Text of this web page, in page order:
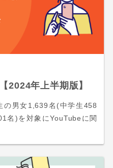
2024年上半期版】
の男女1,639名(中学生458
名)を対象にYouTubeに関